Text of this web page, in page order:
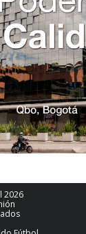
2026